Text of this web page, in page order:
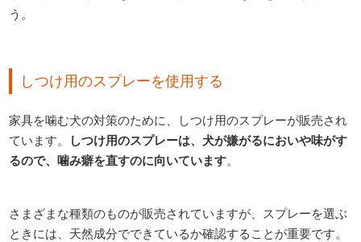
う。
しつけ用のスプレーを使用する
家具を噛む犬の対策のために、しつけ用のスプレーが販売され
ています。
しつけ用のスプレーは、犬が嫌がるにおいや味がす
るので、噛み癖を直すのに向いています。
さまざまな種類のものが販売されていますが、スプレーを選ぶ
ときには、天然成分でできているか確認することが重要です。